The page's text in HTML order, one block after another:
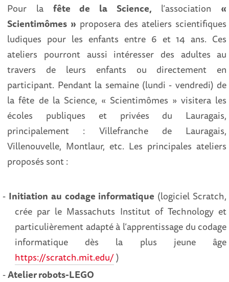
Pour la fête de la Science, l’association «
Scientimômes » proposera des ateliers scientifiques
ludiques pour les enfants entre 6 et 14 ans. Ces
ateliers pourront aussi intéresser des adultes au
travers de leurs enfants ou directement en
participant. Pendant la semaine (lundi - vendredi) de
la fête de la Science, « Scientimômes » visitera les
écoles publiques et privées du Lauragais,
principalement : Villefranche de Lauragais,
Villenouvelle, Montlaur, etc. Les principales ateliers
proposés sont :
- Initiation au codage informatique (logiciel Scratch,
crée par le Massachuts Institut of Technology et
particulièrement adapté à l’apprentissage du codage
informatique dès la plus jeune âge
https://scratch.mit.edu/)
-Atelier robots-LEGO